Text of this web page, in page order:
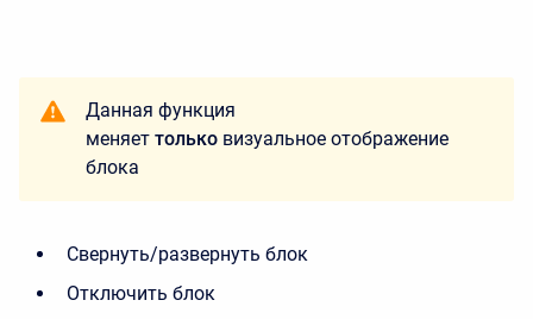
Данная функция
меняет только визуальное отображение
блока
Свернуть/развернуть блок
Отключить блок